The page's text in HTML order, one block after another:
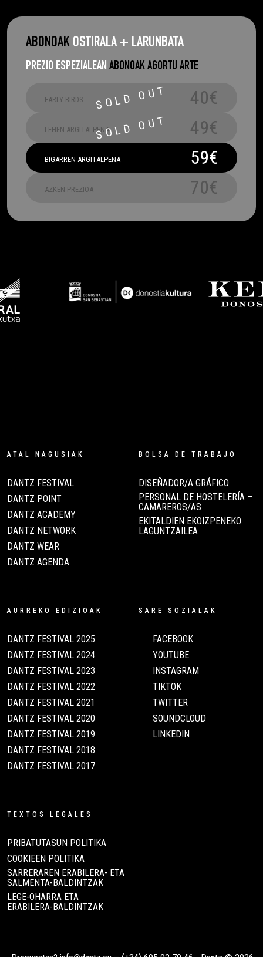
ABONOAK OSTIRALA + LARUNBATA
PREZIO ESPEZIALEAN ABONOAK AGORTU ARTE
EARLY BIRDS 40€
LEHEN ARGITALPENA 49€
BIGARREN ARGITALPENA 59€
AZKEN PREZIOA 70€
ATAL NAGUSIAK
DANTZ FESTIVAL
DANTZ POINT
DANTZ ACADEMY
DANTZ NETWORK
DANTZ WEAR
DANTZ AGENDA
BOLSA DE TRABAJO
DISEÑADOR/A GRÁFICO
PERSONAL DE HOSTELERÍA –
CAMAREROS/AS
EKITALDIEN EKOIZPENEKO
LAGUNTZAILEA
AURREKO EDIZIOAK
DANTZ FESTIVAL 2025
DANTZ FESTIVAL 2024
DANTZ FESTIVAL 2023
DANTZ FESTIVAL 2022
DANTZ FESTIVAL 2021
DANTZ FESTIVAL 2020
DANTZ FESTIVAL 2019
DANTZ FESTIVAL 2018
DANTZ FESTIVAL 2017
SARE SOZIALAK
FACEBOOK
YOUTUBE
INSTAGRAM
TIKTOK
TWITTER
SOUNDCLOUD
LINKEDIN
TEXTOS LEGALES
PRIBATUTASUN POLITIKA
COOKIEEN POLITIKA
SARRERAREN ERABILERA- ETA
SALMENTA-BALDINTZAK
LEGE-OHARRA ETA
ERABILERA-BALDINTZAK